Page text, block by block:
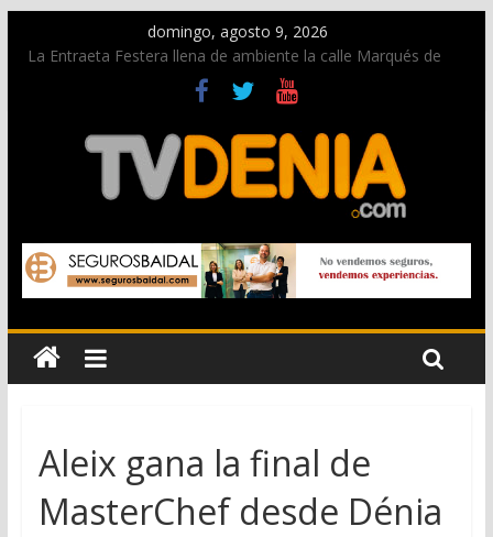
domingo, agosto 9, 2026
La Entraeta Festera llena de ambiente la calle Marqués de
Campo con la recepción a la Capitanía Cristiana
Dos personas fallecen en un grave accidente en la N-332
entre Benissa y Calp
Una nueva oportunidad para donar sangre en Cruz Roja
El bando moro protagonista en la Segunda Entraeta Festera
Paco Adsuar dona al Arxiu de Dénia más de 50.000 imágenes
de la memoria visual de la ciudad
Aleix gana la final de
MasterChef desde Dénia